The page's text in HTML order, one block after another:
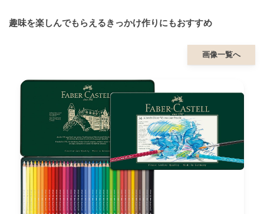
趣味を楽しんでもらえるきっかけ作りにもおすすめ
画像一覧へ